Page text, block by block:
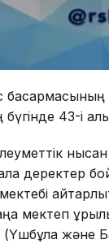
43-і
деректер
мектеп
және